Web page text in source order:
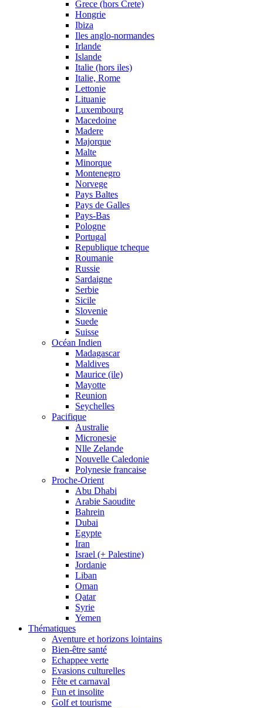
Grece (hors Crete)
Hongrie
Ibiza
Iles anglo-normandes
Irlande
Islande
Italie (hors iles)
Italie, Rome
Lettonie
Lituanie
Luxembourg
Macedoine
Madere
Majorque
Malte
Minorque
Montenegro
Norvege
Pays Baltes
Pays de Galles
Pays-Bas
Pologne
Portugal
Republique tcheque
Roumanie
Russie
Sardaigne
Serbie
Sicile
Slovenie
Suede
Suisse
Océan Indien
Madagascar
Maldives
Maurice (ile)
Mayotte
Reunion
Seychelles
Pacifique
Australie
Micronesie
Nlle Zelande
Nouvelle Caledonie
Polynesie francaise
Proche-Orient
Abu Dhabi
Arabie Saoudite
Bahrein
Dubai
Egypte
Iran
Israel (+ Palestine)
Jordanie
Liban
Oman
Qatar
Syrie
Yemen
Thématiques
Aventure et horizons lointains
Bien-être santé
Echappee verte
Evasions culturelles
Fête et carnaval
Fun et insolite
Golf et tourisme